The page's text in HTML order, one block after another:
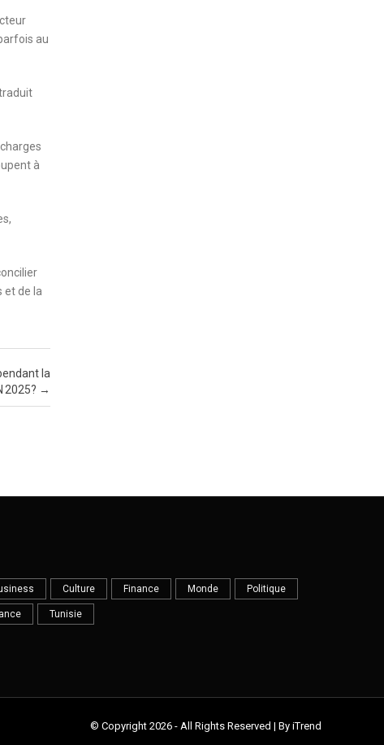
au
à
et de la
la
2025? →
Culture Finance Monde Politique
Tunisie
© Copyright 2026 - All Rights Reserved | By iTrend